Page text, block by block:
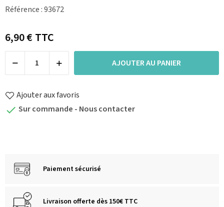
Référence :93672
6,90 €TTC
AJOUTER AU PANIER
Ajouter aux favoris
 Sur commande - Nous contacter
Paiement sécurisé
Livraison offerte dès 150€ TTC